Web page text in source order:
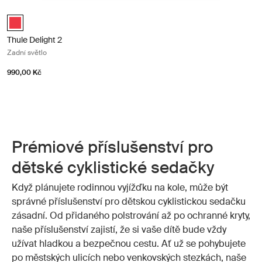
Thule Delight 2 Červená (selected)
Thule Delight 2
Zadní světlo
990,00 Kč
Prémiové příslušenství pro
dětské cyklistické sedačky
Když plánujete rodinnou vyjížďku na kole, může být
správné příslušenství pro dětskou cyklistickou sedačku
zásadní. Od přidaného polstrování až po ochranné kryty,
naše příslušenství zajistí, že si vaše dítě bude vždy
užívat hladkou a bezpečnou cestu. Ať už se pohybujete
po městských ulicích nebo venkovských stezkách, naše